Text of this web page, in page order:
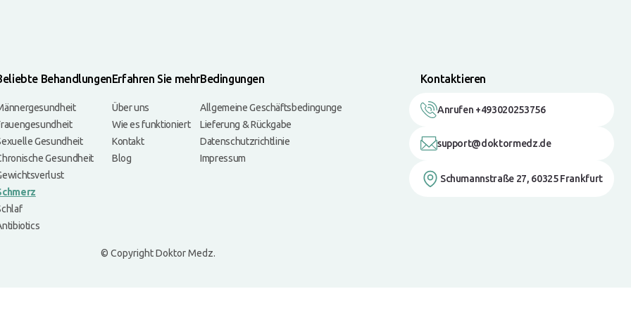
Behandlungen
Gesundheit
Gesundheit
Erfahren Sie mehr
Über uns
Wie es funktioniert
Kontakt
Blog
Bedingungen
Allgemeine Geschäftsbedingunge
Lieferung & Rückgabe
Datenschutzrichtlinie
Impressum
Kontaktieren
Anrufen +493020253756
support@doktormedz.de
Schumannstraße 27, 60325 Frankfurt
© Copyright Doktor Medz.